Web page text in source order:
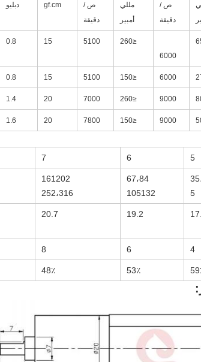
ص /
دقيقة
مللي
أمبير
ص /
دقيقة
gf.cm دبليو
6000
≤260
5100
15
0.8
6000
≤150
5100
15
0.8
9000
≤260
7000
20
1.4
9000
≤150
7800
20
1.6
5
6
7
5
67،84
105132
161202
252،316
19.2
20.7
4
6
8
53٪ 48٪